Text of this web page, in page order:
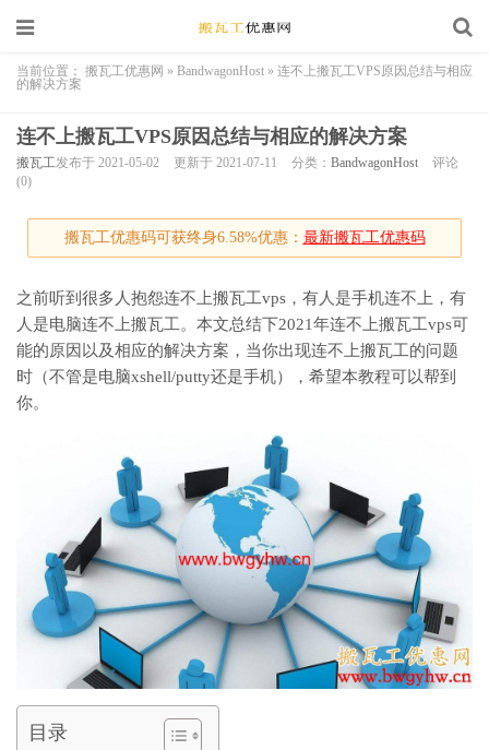
当前位置： 搬瓦工优惠网 » BandwagonHost » 连不上搬瓦工VPS原因总结与相应
的解决方案
连不上搬瓦工VPS原因总结与相应的解决方案
搬瓦工发布于 2021-05-02 更新于 2021-07-11 分类： BandwagonHost
评论
(0)
搬瓦工优惠码可获终身6.58%优惠： 最新搬瓦工优惠码
之前听到很多人抱怨连不上搬瓦工vps，有人是手机连不上，有
人是电脑连不上搬瓦工。本文总结下2021年连不上搬瓦工vps可
能的原因以及相应的解决方案，当你出现连不上搬瓦工的问题
时（不管是电脑xshell/putty还是手机），希望本教程可以帮到
你。
目录